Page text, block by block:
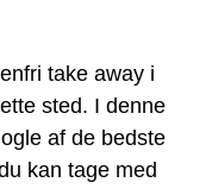
take away i
sted. I denne
af de bedste
kan tage med